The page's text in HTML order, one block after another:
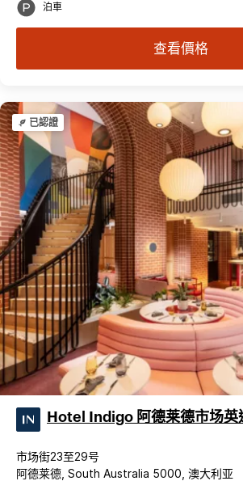
泊車
查看價格
已認證
Hotel Indigo 阿德莱德市场英
市场街23至29号
阿德莱德, South Australia 5000, 澳大利亚